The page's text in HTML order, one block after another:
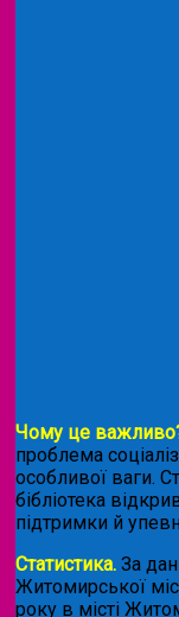
Чому це
проблема
особливої ваги.
бібліотека
підтримки й
Статистика. За
Житомирської
року в місті